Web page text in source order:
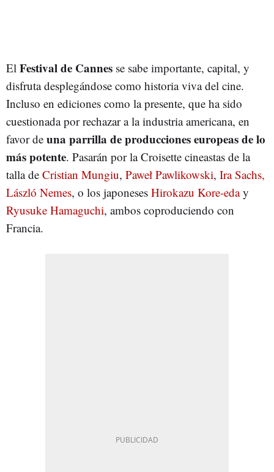
El Festival de Cannes se sabe importante, capital, y
disfruta desplegándose como historia viva del cine.
Incluso en ediciones como la presente, que ha sido
cuestionada por rechazar a la industria americana, en
favor de una parrilla de producciones europeas de lo
más potente. Pasarán por la Croisette cineastas de la
talla de Cristian Mungiu, Paweł Pawlikowski, Ira Sachs,
László Nemes, o los japoneses Hirokazu Kore-eday
Ryusuke Hamaguchi, ambos coproduciendo con
Francia.